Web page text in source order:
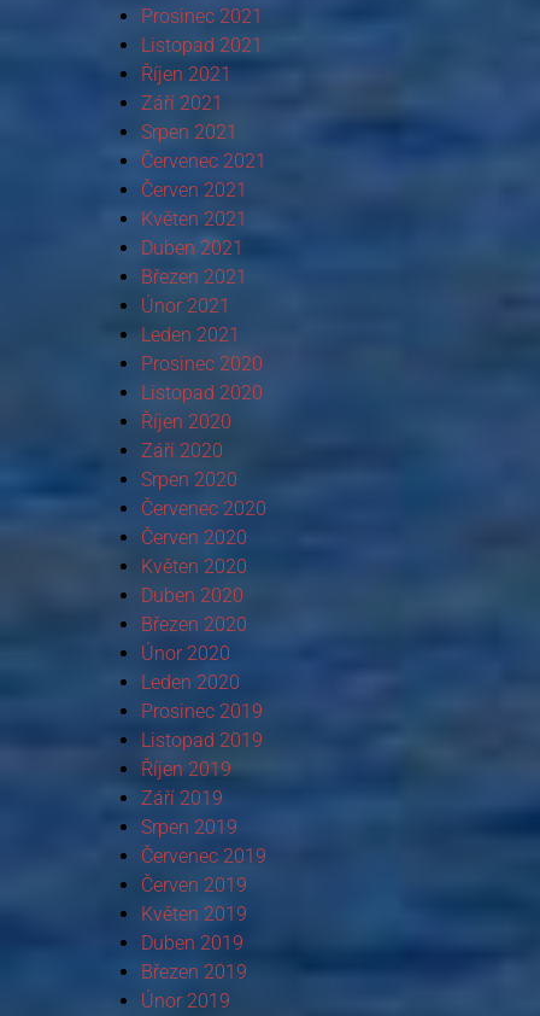
Prosinec 2021
Listopad 2021
Říjen 2021
Září 2021
Srpen 2021
Červenec 2021
Červen 2021
Květen 2021
Duben 2021
Březen 2021
Únor 2021
Leden 2021
Prosinec 2020
Listopad 2020
Říjen 2020
Září 2020
Srpen 2020
Červenec 2020
Červen 2020
Květen 2020
Duben 2020
Březen 2020
Únor 2020
Leden 2020
Prosinec 2019
Listopad 2019
Říjen 2019
Září 2019
Srpen 2019
Červenec 2019
Červen 2019
Květen 2019
Duben 2019
Březen 2019
Únor 2019